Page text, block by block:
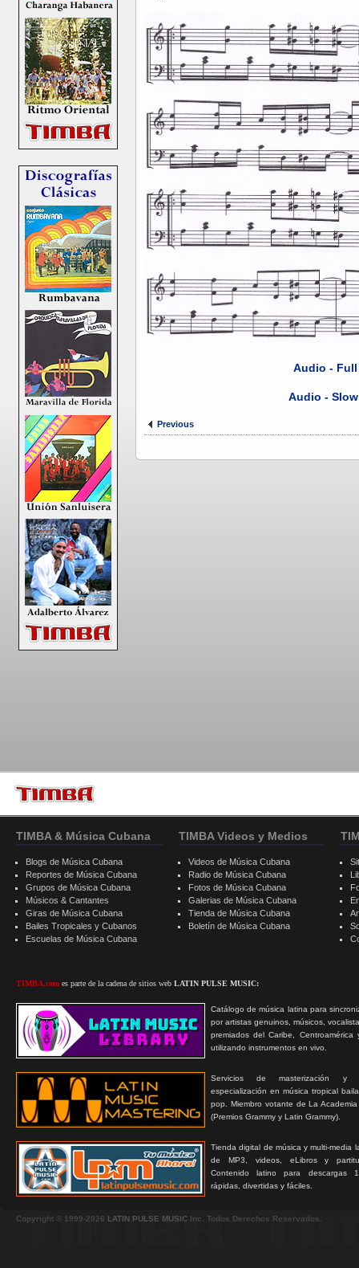
Audio - Full
Audio -
Previous
TIMBA & Música Cubana
Blogs de Música Cubana
Reportes de Música Cubana
Grupos de Música Cubana
Músicos & Cantantes
Giras de Música Cubana
Bailes Tropicales y Cubanos
Escuelas de Música Cubana
TIMBA.com es parte de la cadena de sitios web LATIN PULSE MUSIC:
Catálogo de música latina para
por artistas genuinos, músicos,
premiados del Caribe, Centroamérica
utilizando instrumentos en vivo.
Servicios de masterización y
especialización en música tropical
pop. Miembro votante de La
(Premios Grammy y Latin Grammy).
Tienda digital de música y multi-media
de MP3, videos, eLibros y
Contenido latino para descargas
rápidas, divertidas y fáciles.
TIMBA Videos y Medios
Videos de Música Cubana
Radio de Música Cubana
Fotos de Música Cubana
Galerias de Música Cubana
Tienda de Música Cubana
Boletín de Música Cubana
Copyright © 1999-2026 LATIN PULSE MUSIC Inc. Todos Derechos Reservados.